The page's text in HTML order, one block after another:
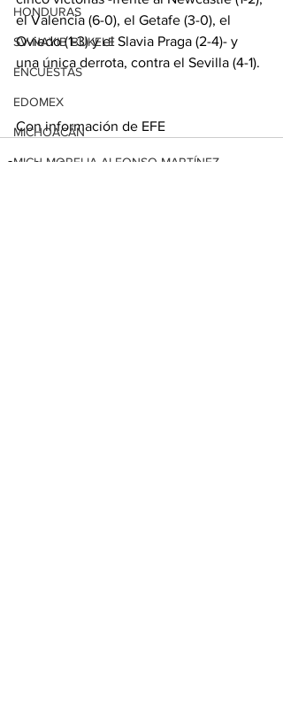
HONDURAS
SV-NAYIB BUKELE
ENCUESTAS
EDOMEX
MICHOACÁN
MICH-MORELIA-ALFONSO MARTÍNEZ
el Valencia (6-0), el Getafe (3-0), el
Oviedo (1-3) y el Slavia Praga (2-4)- y
una única derrota, contra el Sevilla (4-1).
Con información de EFE